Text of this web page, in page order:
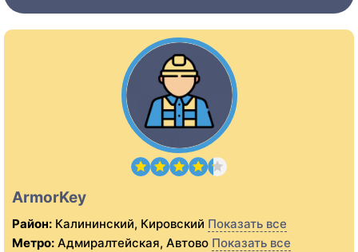
ArmorKey
Район: Калининский, Кировский Показать все
Метро: Адмиралтейская, Автово Показать все